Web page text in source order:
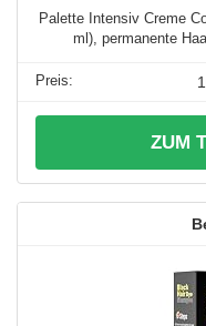
Palette Intensiv Creme
ml), permanente
ZUM